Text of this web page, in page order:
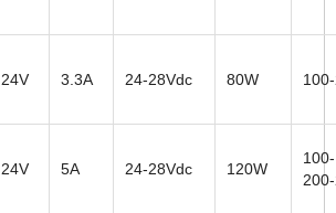
24V 3.3A 24-28Vdc 80W
24V 5A 24-28Vdc 120W